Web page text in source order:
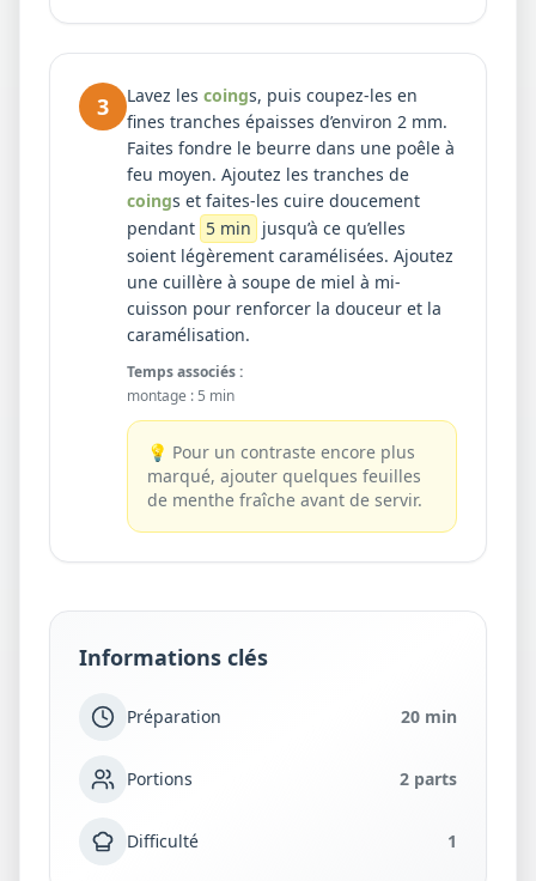
3 Lavez les coings, puis coupez-les en
fines tranches épaisses d’environ 2 mm.
Faites fondre le beurre dans une poêle à
feu moyen. Ajoutez les tranches de
coings et faites-les cuire doucement
pendant 5 min jusqu’à ce qu’elles
soient légèrement caramélisées. Ajoutez
une cuillère à soupe de miel à mi-
cuisson pour renforcer la douceur et la
caramélisation.
Temps associés :
montage : 5 min
💡 Pour un contraste encore plus
marqué, ajouter quelques feuilles
de menthe fraîche avant de servir.
Informations clés
Préparation 20 min
Portions 2 parts
Difficulté 1